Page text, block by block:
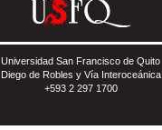
Universidad San Francisco de Quito
Diego de Robles y Vía Interoceánica
+593 2 297 1700